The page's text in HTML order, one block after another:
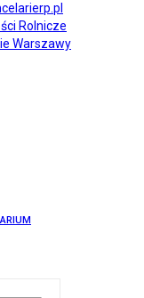
Rolnicze
Warszawy